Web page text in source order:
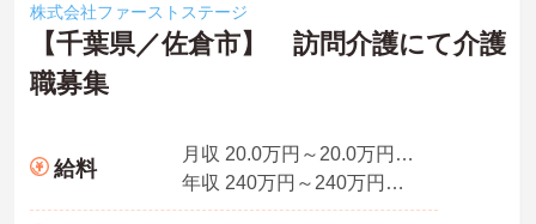
株式会社ファーストステージ
【千葉県／佐倉市】 訪問介護にて介護
職募集
給料
月収 20.0万円～20.0万円程度
年収 240万円～240万円程度